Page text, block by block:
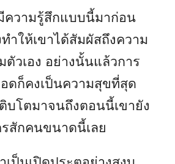
ความรู้สึกแบบนี้มาก่อน
ำให้เขาได้สัมผัสถึงความ
วเอง อย่างนั้นแล้วการ
ดก็คงเป็นความสุขที่สุด
บโตมาจนถึงตอนนี้เขายัง
สักคนขนาดนี้เลย